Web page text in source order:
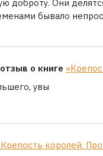
доброту. Они
бывало
о книге
увы
королей.